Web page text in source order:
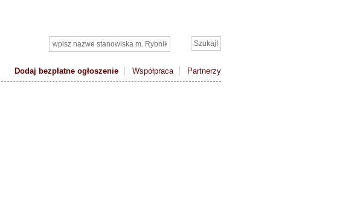
Dodaj bezpłatne ogłoszenie Współpraca Partnerzy